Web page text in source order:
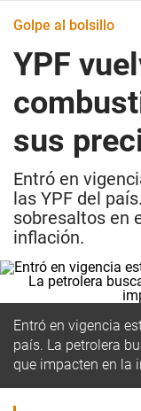
Golpe al bolsillo
YPF
sus
Entró en
las YPF del
sobresaltos en
inflación.
Entró en vigencia
país. La petrolera
que impacten en la